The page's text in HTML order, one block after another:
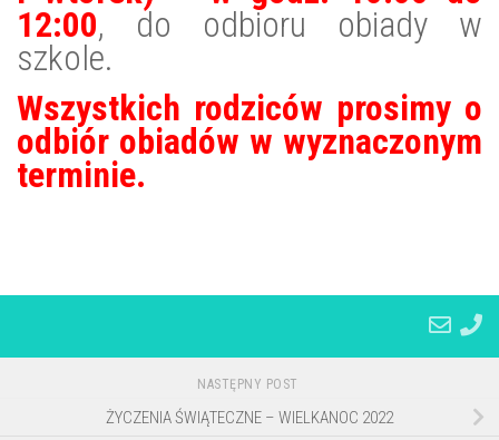
12:00, do odbioru obiady w
szkole.
Wszystkich rodziców prosimy o
odbiór obiadów w wyznaczonym
terminie.
NASTĘPNY POST
ŻYCZENIA ŚWIĄTECZNE – WIELKANOC 2022